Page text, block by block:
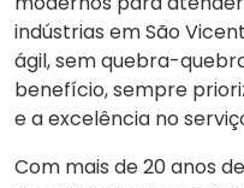
indústrias em São
ágil, sem quebra-
benefício, sempre
e a excelência no
Com mais de 20 anos